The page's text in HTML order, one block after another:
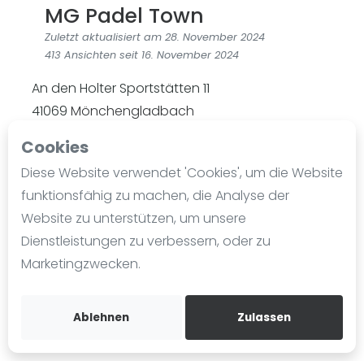
Cookies
Diese Website verwendet 'Cookies', um die Website
funktionsfähig zu machen, die Analyse der
Website zu unterstützen, um unsere
Dienstleistungen zu verbessern, oder zu
Marketingzwecken.
Ablehnen Zulassen
Ranking
Männer
FIP Männer
FIP Frauen
Blog
Die Geschichte von Padel
Regeln und Punktzählung
Padel Schläge
Video
MG Padel Town
Zuletzt aktualisiert am 28. November 2024
413 Ansichten seit 16. November 2024
An den Holter Sportstätten 11
41069 Mönchengladbach
sekretariat@ghtc.de
ghtc.de
Wegbeschreibung
@gladbacherhtc
@explore
Angeschlossen an
Deutscher Padel Verband e.V.